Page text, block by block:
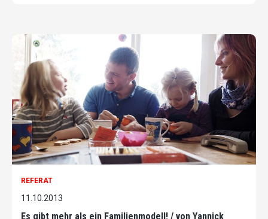
REFERAT
11.10.2013
Es gibt mehr als ein Familienmodell! / von Yannick